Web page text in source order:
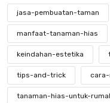
jasa-pembuatan-taman
manfaat-tanaman-hias
keindahan-estetika
tips-and-trick
tanaman-hias-untuk-